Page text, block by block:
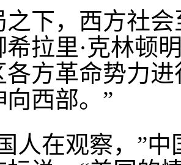
，西方社会
希拉里·克林顿
各方革命势力
西部。”
在观察，”中